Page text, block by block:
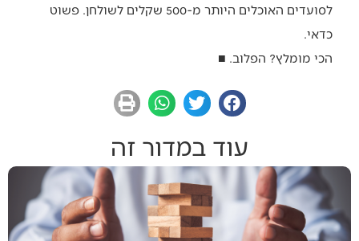
לסועדים האוכלים היותר מ-500 שקלים לשולחן. פשוט
כדאי.
הכי מומלץ? הפלוב. ■
עוד במדור זה